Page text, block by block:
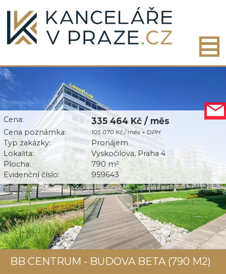
Cena: 335 464 Kč / měs
Cena poznámka: 105 070 Kč / měs + DPH
Typ zakázky:
Pronájem
Lokalita:
Vyskočilova, Praha 4
Plocha:
790 m2
Evidenční číslo: 959643
BB CENTRUM - BUDOVA BETA (790 M2)